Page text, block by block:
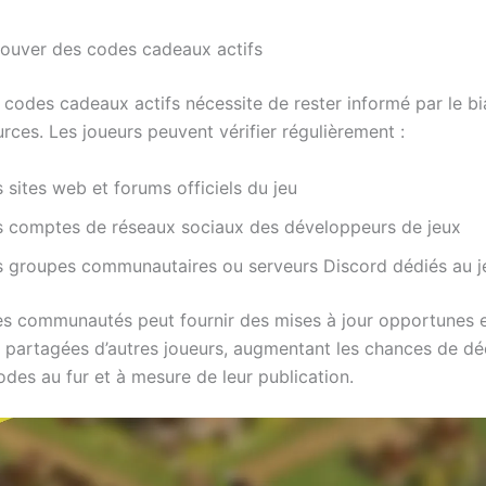
des codes cadeaux actifs
codes cadeaux actifs nécessite de rester informé par le
Les joueurs peuvent vérifier régulièrement :
sites web et forums officiels du jeu
comptes de réseaux sociaux des développeurs de jeux
groupes communautaires ou serveurs Discord dédiés au
communautés peut fournir des mises à jour opportunes
d’autres joueurs, augmentant les chances de
au fur et à mesure de leur publication.